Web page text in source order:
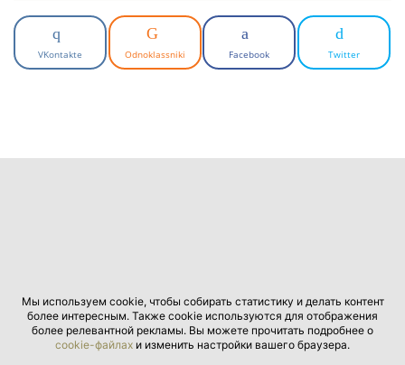
VKontakte Odnoklassniki Facebook Twitter
Мы используем cookie, чтобы собирать статистику и делать контент
более интересным. Также cookie используются для отображения
более релевантной рекламы. Вы можете прочитать подробнее о
cookie-файлах и изменить настройки вашего браузера.